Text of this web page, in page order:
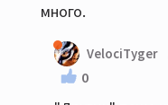
много.
VelociTyger
0